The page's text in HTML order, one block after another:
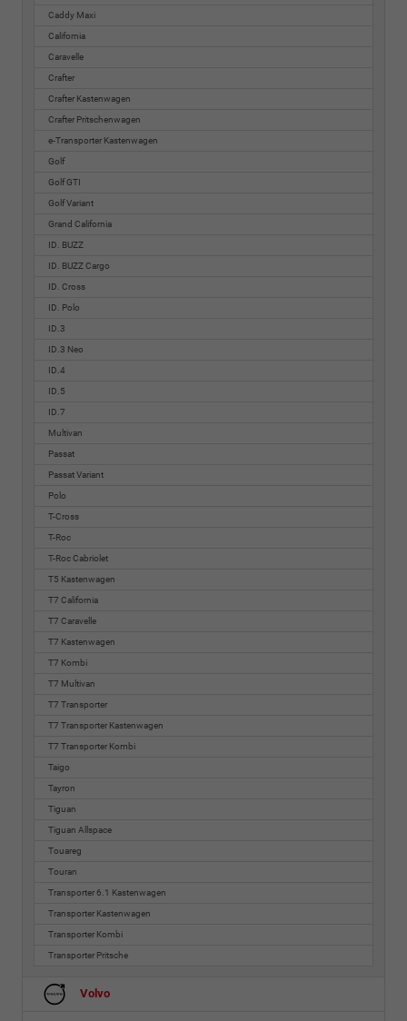
Caddy Maxi
California
Caravelle
Crafter
Crafter Kastenwagen
Crafter Pritschenwagen
e-Transporter Kastenwagen
Golf
Golf GTI
Golf Variant
Grand California
ID. BUZZ
ID. BUZZ Cargo
ID. Cross
ID. Polo
ID.3
ID.3 Neo
ID.4
ID.5
ID.7
Multivan
Passat
Passat Variant
Polo
T-Cross
T-Roc
T-Roc Cabriolet
T5 Kastenwagen
T7 California
T7 Caravelle
T7 Kastenwagen
T7 Kombi
T7 Multivan
T7 Transporter
T7 Transporter Kastenwagen
T7 Transporter Kombi
Taigo
Tayron
Tiguan
Tiguan Allspace
Touareg
Touran
Transporter 6.1 Kastenwagen
Transporter Kastenwagen
Transporter Kombi
Transporter Pritsche
Volvo